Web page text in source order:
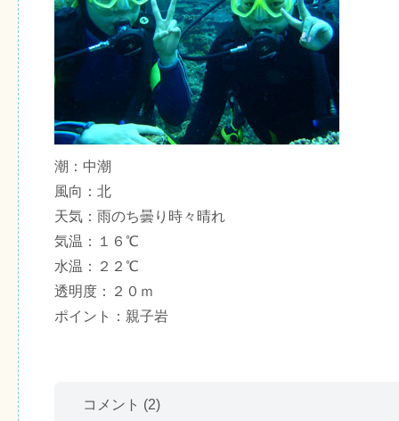
潮：中潮
風向：北
天気：雨のち曇り時々晴れ
気温：１６℃
水温：２２℃
透明度：２０ｍ
ポイント：親子岩
コメント (2)